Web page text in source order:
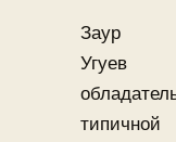
Заур
Угуев
типичной